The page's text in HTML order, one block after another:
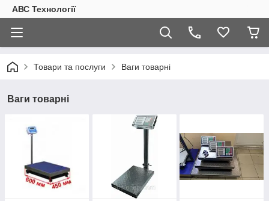
АВС Технології
Товари та послуги Ваги товарні
Ваги товарні